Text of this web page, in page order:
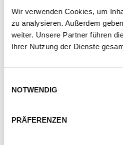
Wir verwenden Cookies, um
zu analysieren. Außerdem
weiter. Unsere Partner führen
Ihrer Nutzung der Dienste
NOTWENDIG
PRÄFERENZEN